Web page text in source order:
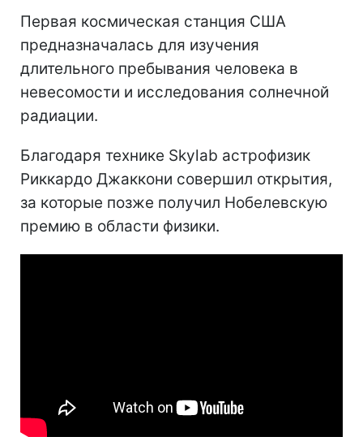
Первая космическая станция США
предназначалась для изучения
длительного пребывания человека в
невесомости и исследования солнечной
радиации.
Благодаря технике Skylab астрофизик
Риккардо Джаккони совершил открытия,
за которые позже получил Нобелевскую
премию в области физики.